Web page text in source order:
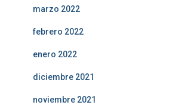
marzo 2022
febrero 2022
enero 2022
diciembre 2021
noviembre 2021